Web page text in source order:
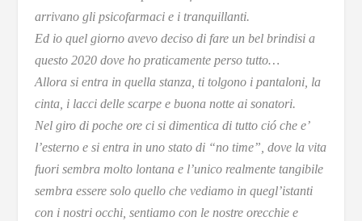
arrivano gli psicofarmaci e i tranquillanti.
Ed io quel giorno avevo deciso di fare un bel brindisi a
questo 2020 dove ho praticamente perso tutto…
Allora si entra in quella stanza, ti tolgono i pantaloni, la
cinta, i lacci delle scarpe e buona notte ai sonatori.
Nel giro di poche ore ci si dimentica di tutto ció che e’
l’esterno e si entra in uno stato di “no time”, dove la vita
fuori sembra molto lontana e l’unico realmente tangibile
sembra essere solo quello che vediamo in quegl’istanti
con i nostri occhi, sentiamo con le nostre orecchie e